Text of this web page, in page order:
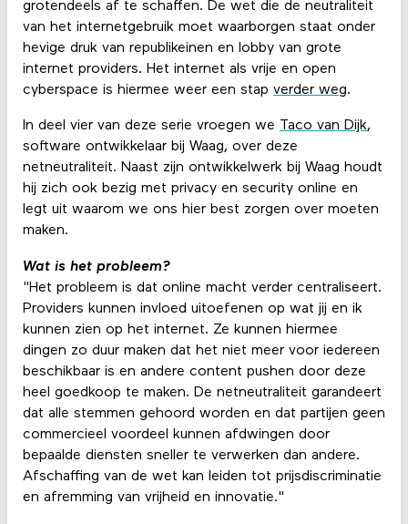
grotendeels af te schaffen. De wet die de neutraliteit
van het internetgebruik moet waarborgen staat onder
hevige druk van republikeinen en lobby van grote
internet providers. Het internet als vrije en open
cyberspace is hiermee weer een stap verder weg.
In deel vier van deze serie vroegen we Taco van Dijk,
software ontwikkelaar bij Waag, over deze
netneutraliteit. Naast zijn ontwikkelwerk bij Waag houdt
hij zich ook bezig met privacy en security online en
legt uit waarom we ons hier best zorgen over moeten
maken.
Wat is het probleem?
"Het probleem is dat online macht verder centraliseert.
Providers kunnen invloed uitoefenen op wat jij en ik
kunnen zien op het internet. Ze kunnen hiermee
dingen zo duur maken dat het niet meer voor iedereen
beschikbaar is en andere content pushen door deze
heel goedkoop te maken. De netneutraliteit garandeert
dat alle stemmen gehoord worden en dat partijen geen
commercieel voordeel kunnen afdwingen door
bepaalde diensten sneller te verwerken dan andere.
Afschaffing van de wet kan leiden tot prijsdiscriminatie
en afremming van vrijheid en innovatie."